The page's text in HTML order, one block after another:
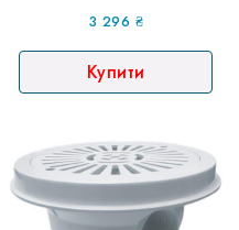
3 296 ₴
Купити